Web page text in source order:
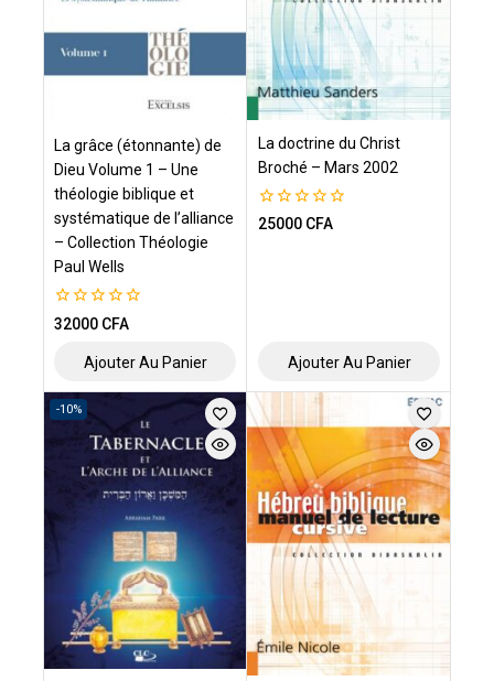
La grâce (étonnante) de
Dieu Volume 1 – Une
théologie biblique et
systématique de l’alliance
– Collection Théologie
Paul Wells
0
32000 CFA
Ajouter Au Panier
La doctrine du Christ
Broché – Mars 2002
0
25000 CFA
Ajouter Au Panier
-10%